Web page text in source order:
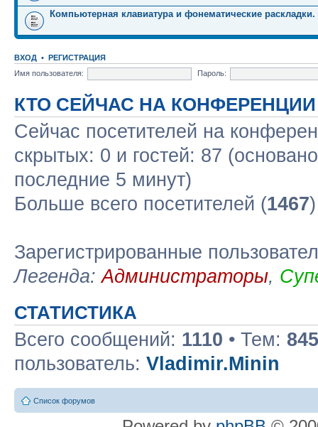
Компьютерная клавиатура и фонематические раскладки.
ВХОД • РЕГИСТРАЦИЯ
Имя пользователя:
Пароль:
КТО СЕЙЧАС НА КОНФЕРЕНЦИИ
Сейчас посетителей на
скрытых: 0 и гостей: 87
последние 5 минут)
Больше всего посетителей (1467
Зарегистрированные
Легенда:Администраторы,
СТАТИСТИКА
Всего сообщений: 1110 • Тем: 845
пользователь: Vladimir.Minin
Список форумов